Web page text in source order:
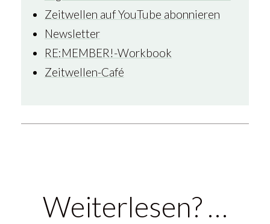
Zeitwellen auf YouTube abonnieren
Newsletter
RE:MEMBER!-Workbook
Zeitwellen-Café
Weiterlesen? …